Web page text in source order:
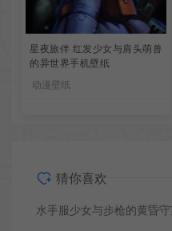
星夜旅伴 红发少女与肩头萌兽
的异世界手机壁纸
动漫壁纸
猜你喜欢
水手服少女与步枪的黄昏